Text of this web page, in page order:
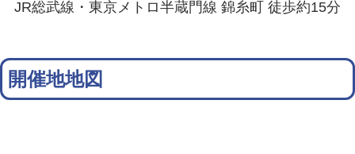
JR総武線・東京メトロ半蔵門線 錦糸町 徒歩約15分
開催地地図